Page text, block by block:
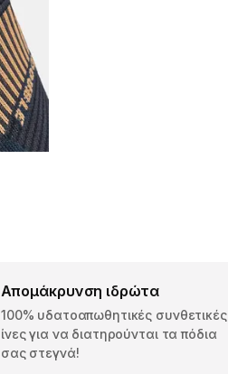
Απομάκρυνση ιδρώτα
100% υδατοαπωθητικές συνθετικές
ίνες για να διατηρούνται τα πόδια
σας στεγνά!